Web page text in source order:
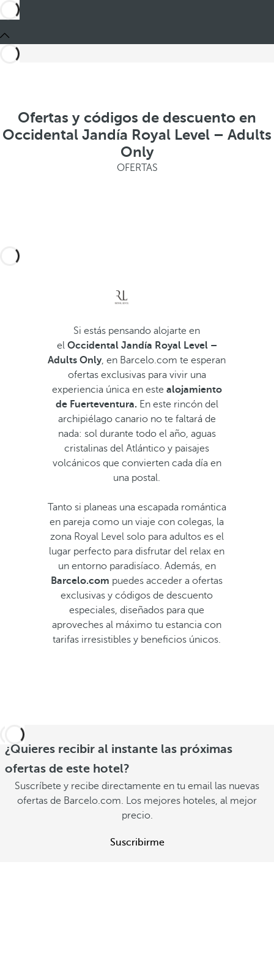
Ofertas y códigos de descuento en
Occidental Jandía Royal Level – Adults
Only
OFERTAS
Si estás pensando alojarte en
el Occidental Jandía Royal Level –
Adults Only, en Barcelo.com te esperan
ofertas exclusivas para vivir una
experiencia única en este alojamiento
de Fuerteventura. En este rincón del
archipiélago canario no te faltará de
nada: sol durante todo el año, aguas
cristalinas del Atlántico y paisajes
volcánicos que convierten cada día en
una postal.
Tanto si planeas una escapada romántica
en pareja como un viaje con colegas, la
zona Royal Level solo para adultos es el
lugar perfecto para disfrutar del relax en
un entorno paradisíaco. Además, en
Barcelo.com puedes acceder a ofertas
exclusivas y códigos de descuento
especiales, diseñados para que
aproveches al máximo tu estancia con
tarifas irresistibles y beneficios únicos.
¿Quieres recibir al instante las próximas
ofertas de este hotel?
Suscríbete y recibe directamente en tu email las nuevas
ofertas de Barcelo.com. Los mejores hoteles, al mejor
precio.
Suscribirme